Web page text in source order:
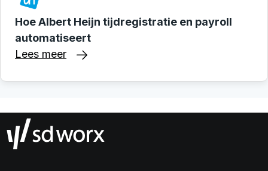
Hoe Albert Heijn tijdregistratie en payroll
automatiseert
Lees meer